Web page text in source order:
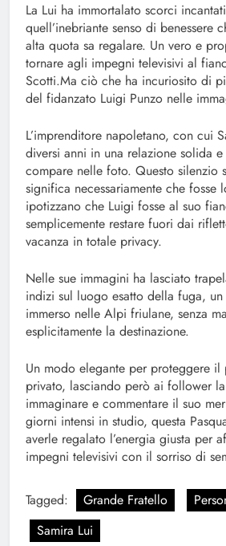
La Lui ha immortalato scorci
quell’inebriante senso di benessere
alta quota sa regalare. Un vero e
tornare agli impegni televisivi al
Scotti.Ma ciò che ha incuriosito di
del fidanzato Luigi Punzo nelle
L’imprenditore napoletano, con cui
diversi anni in una relazione solida
compare nelle foto. Questo silenzio
significa necessariamente che fosse
ipotizzano che Luigi fosse al suo
semplicemente restare fuori dai
vacanza in totale privacy.
Nelle sue immagini ha lasciato
indizi sul luogo esatto della fuga,
immerso nelle Alpi friulane, senza
esplicitamente la destinazione.
Un modo elegante per proteggere
privato, lasciando però ai follower
immaginare e commentare il suo
giorni intensi in studio, questa
averle regalato l’energia giusta per
impegni televisivi con il sorriso di
Tagged: Grande Fratello
Samira Lui